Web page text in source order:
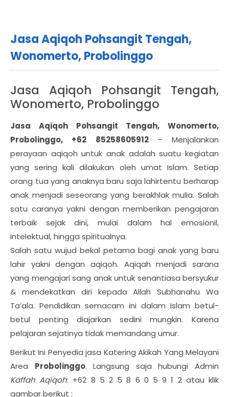
Jasa Aqiqoh Pohsangit Tengah,
Wonomerto, Probolinggo
Jasa Aqiqoh Pohsangit Tengah,
Wonomerto, Probolinggo
Jasa Aqiqoh Pohsangit Tengah, Wonomerto,
Probolinggo, +62 85258605912 – Menjalankan
perayaan aqiqoh untuk anak adalah suatu kegiatan
yang sering kali dilakukan oleh umat Islam. Setiap
orang tua yang anaknya baru saja lahirtentu berharap
anak menjadi seseorang yang berakhlak mulia. Salah
satu caranya yakni dengan memberikan pengajaran
terbaik sejak dini, mulai dalam hal emosionil,
intelektual, hingga spiritualnya.
Salah satu wujud bekal petama bagi anak yang baru
lahir yakni dengan aqiqoh. Aqiqah menjadi sarana
yang mengajari sang anak untuk senantiasa bersyukur
& mendekatkan diri kepada Allah Subhanahu Wa
Ta’ala. Pendidikan semacam ini dalam Islam betul-
betul penting diajarkan sedini mungkin. Karena
pelajaran sejatinya tidak memandang umur.
Berikut Ini Penyedia jasa Katering Akikah Yang Melayani
Area Probolinggo. Langsung saja hubungi Admin
Kaffah Aqiqoh: +62 8 5 2 5 8 6 0 5 9 1 2 atau klik
gambar berikut :